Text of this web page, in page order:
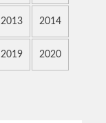
2013 2014
2019 2020